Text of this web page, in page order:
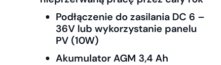
Podłączenie do zasilania DC 6 –
36V lub wykorzystanie panelu
PV (10W)
Akumulator AGM 3,4 Ah